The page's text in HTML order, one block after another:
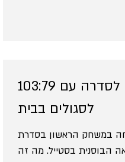
פתיחה מוחצת לסדרה עם 103:79
לסגולים בבית
במשחק הראשון בסדרת
הבוסנית בסטייל. מה זה